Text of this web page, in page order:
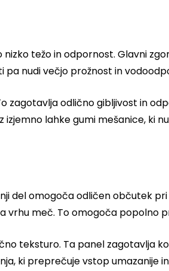
težo in odpornost. Glavni
pa nudi večjo prožnost in
zagotavlja odlično gibljivost in
lahke gumi mešanice, ki
del omogoča odličen občutek
meč. To omogoča popolno
teksturo. Ta panel zagotavlja
ki preprečuje vstop umazanije